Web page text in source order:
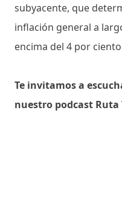
subyacente, que
inflación general a
encima del 4 por
Te invitamos a
nuestro podcast Ruta